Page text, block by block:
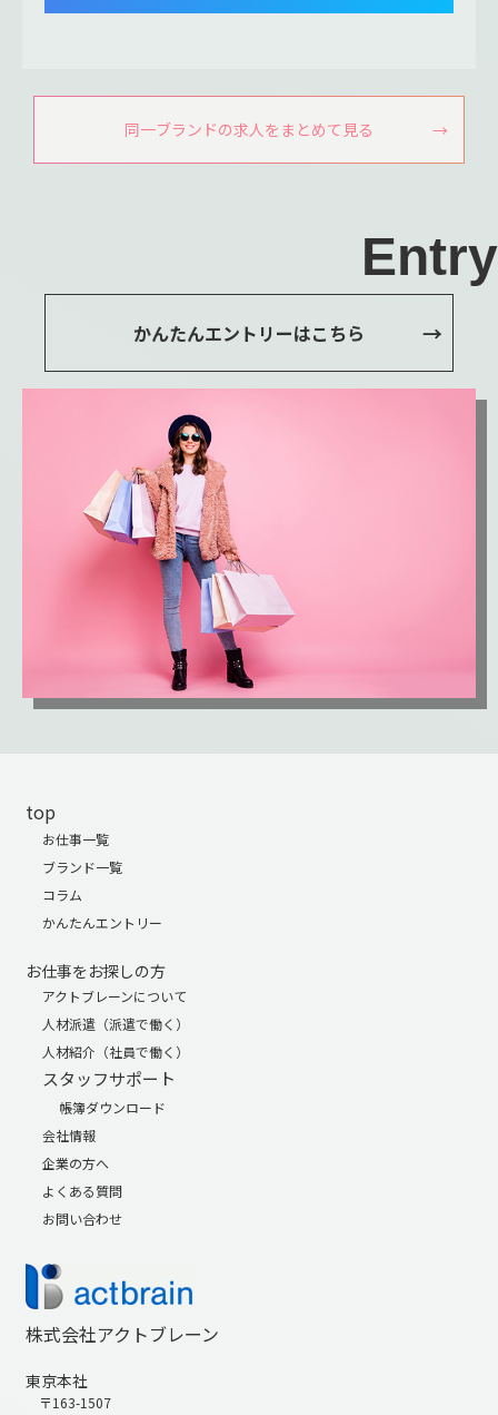
同一ブランドの求人をまとめて見る
Entry
かんたんエントリーはこちら
top
お仕事一覧
ブランド一覧
コラム
かんたんエントリー
お仕事をお探しの方
アクトブレーンについて
人材派遣（派遣で働く）
人材紹介（社員で働く）
スタッフサポート
帳簿ダウンロード
会社情報
企業の方へ
よくある質問
お問い合わせ
株式会社アクトブレーン
東京本社
〒163-1507